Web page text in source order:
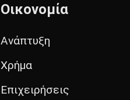
Οικονομία
Ανάπτυξη
Χρήμα
Επιχειρήσεις